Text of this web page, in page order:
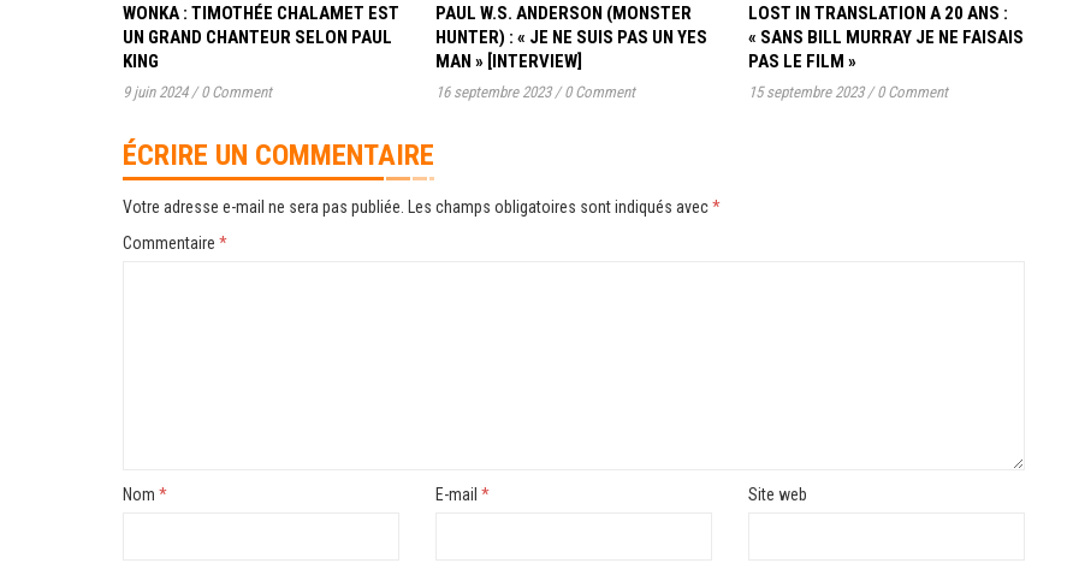
WONKA : TIMOTHÉE CHALAMET EST
UN GRAND CHANTEUR SELON PAUL
KING
9 juin 2024 / 0 Comment
PAUL W.S. ANDERSON (MONSTER
HUNTER) : « JE NE SUIS PAS UN YES
MAN » [INTERVIEW]
16 septembre 2023 / 0 Comment
LOST IN TRANSLATION A 20 ANS :
« SANS BILL MURRAY JE NE FAISAIS
PAS LE FILM »
15 septembre 2023 / 0 Comment
ÉCRIRE UN COMMENTAIRE
Votre adresse e-mail ne sera pas publiée. Les champs obligatoires sont indiqués avec*
Commentaire *
Nom * E-mail * Site web